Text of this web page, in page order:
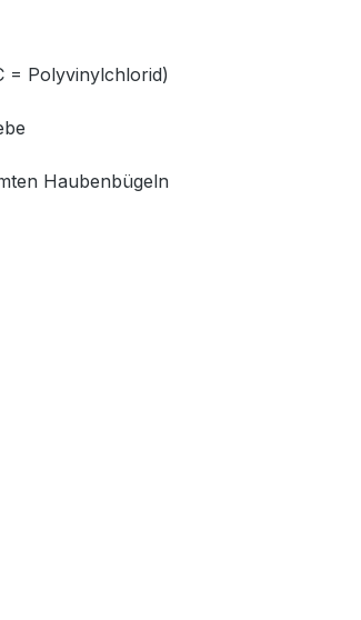
= Polyvinylchlorid)
Haubenbügeln